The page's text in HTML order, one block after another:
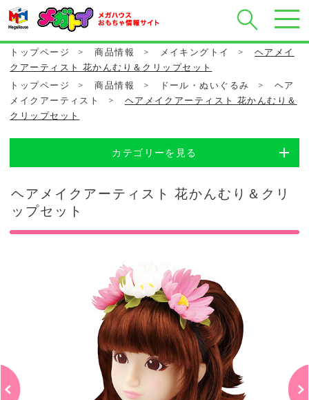
トップページ > 商品情報 > メイキングトイ >
ヘアメイ
クアーティスト 花かんむり＆クリップセット
トップページ
> 商品情報 > ドール・ぬいぐるみ >
ヘア
メイクアーティスト
>
ヘアメイクアーティスト 花かんむり＆
クリップセット
カテゴリーを見る
ヘアメイクアーティスト 花かんむり＆クリ
ップセット